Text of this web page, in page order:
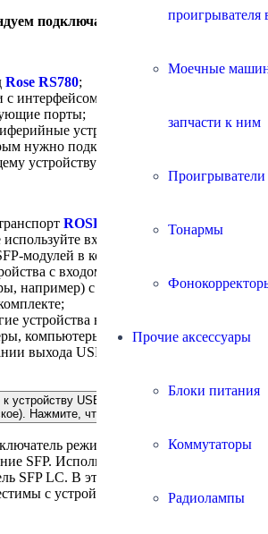
проигрывателя
Моечные
запчасти к ним
Тонармы
Прочие аксессуары
Блоки питания
Коммутаторы
Радиолампы
подключать к хабу?
Rose RS780;
с интерфейсом USB 2.0 и 3.0 в
порты;
устройства и аксессуары
нужно подключение к
устройству (USB-хост).
ROSE RS130
(на
используйте вход USB 3.0 fiber) с
модулей в комплекте;
с входом USB 3.0 fiber
например) с помощью SFP-
устройства в режиме USB-хост
компьютеры, например) при
выхода USB 3.0 и кабеля USB 3.0
устройству USB-хост в режиме SFP
Нажмите, чтобы развернуть
режима выхода на боковой
SFP. Используйте SFP-модули из
SFP LC. В этом режиме порты USB
с устройствами USB 2.0.